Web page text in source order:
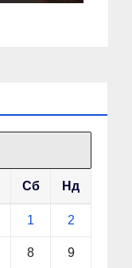
Сб Нд
1 2
8 9